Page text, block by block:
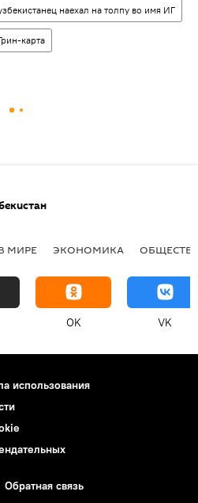
наехал на толпу во имя ИГ
карта
МИРЕ ЭКОНОМИКА
OK VK
использования
Обратная связь